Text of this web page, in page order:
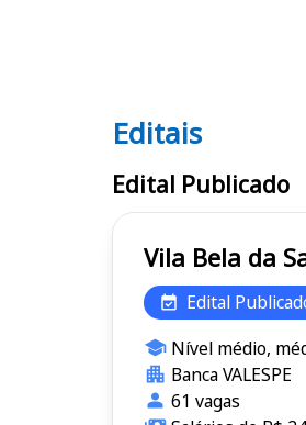
Editais
Editais
Edital Publicado
Edital
Nível médio,
Banca VALESPE
61 vagas